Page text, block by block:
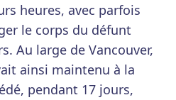
heures, avec parfois
le corps du défunt
Au large de Vancouver,
ainsi maintenu à la
pendant 17 jours,